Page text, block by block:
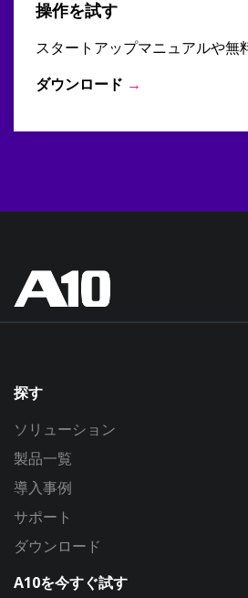
操作を試す
スタートアップマニュアルや無
ダウンロード →
探す
ソリューション
製品一覧
導入事例
サポート
ダウンロード
A10を今すぐ試す